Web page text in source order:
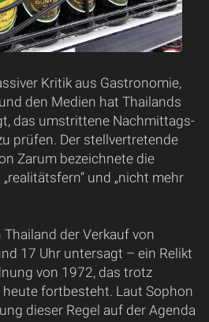
Kritik aus Gastronomie,
den Medien hat Thailands
das umstrittene Nachmittags-
prüfen. Der stellvertretende
Zarum bezeichnete die
und „nicht mehr
der Verkauf von
17 Uhr untersagt – ein Relikt
von 1972, das trotz
fortbesteht. Laut Sophon
dieser Regel auf der Agenda